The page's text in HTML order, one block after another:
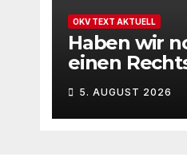
OKV TEXT AKTUELL
Haben wir
einen
5. AUGUST 2026